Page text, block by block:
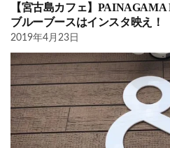
【宮古島カフェ】
ブルーブースはインスタ映え！
2019年4月23日